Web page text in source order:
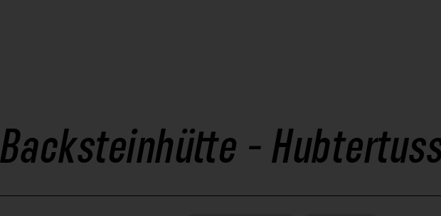
Backsteinhütte -